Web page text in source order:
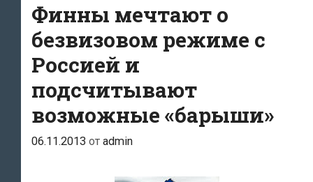
Финны мечтают о
безвизовом режиме с
Россией и
подсчитывают
возможные «барыши»
06.11.2013 от admin